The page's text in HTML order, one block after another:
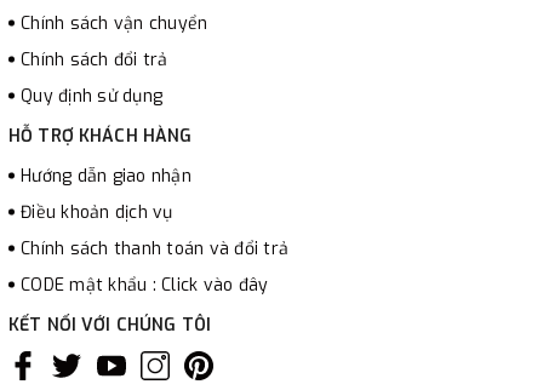
Chính sách vận chuyển
Chính sách đổi trả
Quy định sử dụng
HỖ TRỢ KHÁCH HÀNG
Hướng dẫn giao nhận
Điều khoản dịch vụ
Chính sách thanh toán và đổi trả
CODE mật khẩu : Click vào đây
KẾT NỐI VỚI CHÚNG TÔI